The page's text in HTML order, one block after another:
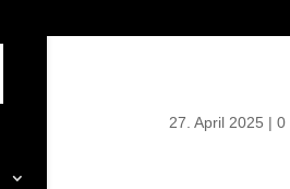
27. April 2025 | 0